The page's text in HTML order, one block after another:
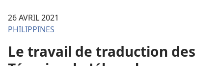
26 AVRIL 2021
PHILIPPINES
Le travail de traduction des